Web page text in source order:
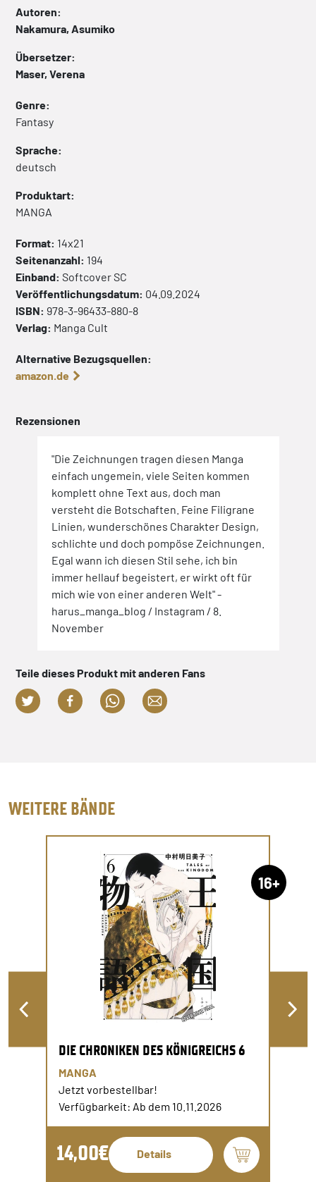
Autoren:
Nakamura, Asumiko
Übersetzer:
Maser, Verena
Genre:
Fantasy
Sprache:
deutsch
Produktart:
MANGA
Format: 14x21
Seitenanzahl: 194
Einband: SoftcoverSC
Veröffentlichungsdatum: 04.09.2024
ISBN: 978-3-96433-880-8
Verlag: Manga Cult
Alternative Bezugsquellen:
amazon.de
Rezensionen
"Die Zeichnungen tragen diesen Manga
einfach ungemein, viele Seiten kommen
komplett ohne Text aus, doch man
versteht die Botschaften. Feine Filigrane
Linien, wunderschönes Charakter Design,
schlichte und doch pompöse Zeichnungen.
Egal wann ich diesen Stil sehe, ich bin
immer hellauf begeistert, er wirkt oft für
mich wie von einer anderen Welt" -
harus_manga_blog / Instagram / 8.
November
Teile dieses Produkt mit anderen Fans
WEITERE BÄNDE
16+
DIE CHRONIKEN DES KÖNIGREICHS 6
MANGA
Jetzt vorbestellbar!
Verfügbarkeit: Ab dem 10.11.2026
14,00€ Details